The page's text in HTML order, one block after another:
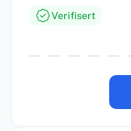
Verifisert